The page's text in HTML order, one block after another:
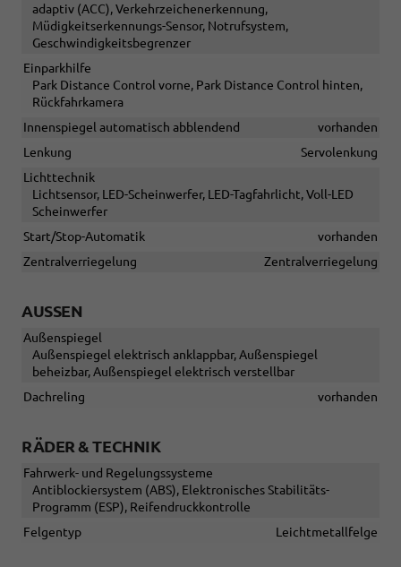
adaptiv (ACC), Verkehrzeichenerkennung,
Müdigkeitserkennungs-Sensor, Notrufsystem,
Geschwindigkeitsbegrenzer
Einparkhilfe
Park Distance Control vorne, Park Distance Control hinten,
Rückfahrkamera
Innenspiegel automatisch abblendend
vorhanden
Lenkung
Servolenkung
Lichttechnik
Lichtsensor, LED-Scheinwerfer, LED-Tagfahrlicht, Voll-LED
Scheinwerfer
Start/Stop-Automatik
vorhanden
Zentralverriegelung
Zentralverriegelung
AUSSEN
Außenspiegel
Außenspiegel elektrisch anklappbar, Außenspiegel
beheizbar, Außenspiegel elektrisch verstellbar
Dachreling
vorhanden
RÄDER & TECHNIK
Fahrwerk- und Regelungssysteme
Antiblockiersystem (ABS), Elektronisches Stabilitäts-
Programm (ESP), Reifendruckkontrolle
Felgentyp
Leichtmetallfelge